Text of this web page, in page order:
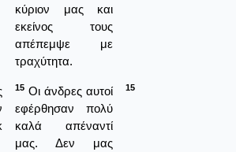
κύριον μας και
εκείνος τους
απέπεμψε με
τραχύτητα.
15 Οι άνδρες αυτοί
εφέρθησαν πολύ
καλά απέναντί
μας. Δεν μας
15